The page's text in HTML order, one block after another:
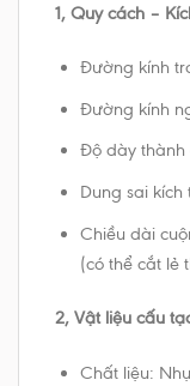
1, Quy cách –
Đường kính
Đường kính
Độ dày thành
Dung sai
Chiều dài
(có thể cắt lẻ
2, Vật liệu cấu
Chất liệu: